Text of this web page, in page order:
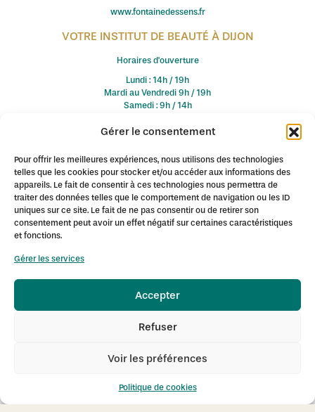
Gérer le consentement
Pour offrir les meilleures expériences, nous utilisons des technologies
telles que les cookies pour stocker et/ou accéder aux informations des
appareils. Le fait de consentir à ces technologies nous permettra de
traiter des données telles que le comportement de navigation ou les ID
uniques sur ce site. Le fait de ne pas consentir ou de retirer son
consentement peut avoir un effet négatif sur certaines caractéristiques
et fonctions.
Gérer les services
Accepter
Refuser
Voir les préférences
Politique de cookies
www.fontainedessens.fr
VOTRE INSTITUT DE BEAUTÉ À DIJON
Horaires d'ouverture
Lundi : 14h / 19h
Mardi au Vendredi 9h / 19h
Samedi : 9h / 14h
© 2026 Fontaine des Sens / Centre de Beauté Victor Hugo. Tous
droits réservés.
Mentions légales
épilation définitive au laser diode notamment à :
Asnières-lès-Dijon Bellefond
Gevrey-Chambertin
Marsannay-la-Côte Messigny-et-Vantoux